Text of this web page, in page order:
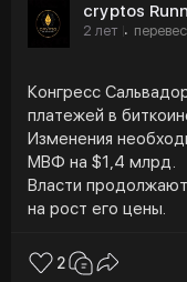
cryptos
2 лет ·
Конгресс
платежей в
Изменения
МВФ на $1,4 млрд.
Власти продолжают
на рост его цены.
2